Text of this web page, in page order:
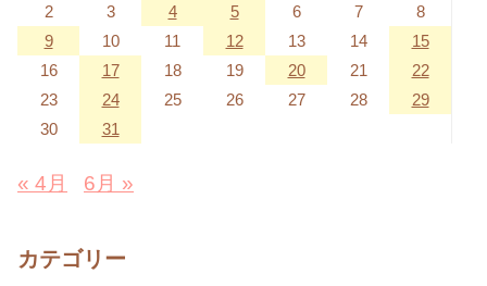
2
3 4 5 6 7
8
9
10 11 12 13 14
15
16
17 18 19 20 21
22
23
24 25 26 27 28
29
30
31
« 4月 6月 »
カテゴリー